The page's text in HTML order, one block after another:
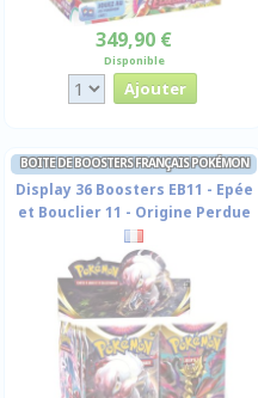
349,90 €
Disponible
BOITE DE BOOSTERS FRANÇAIS POKÉMON
Display 36 Boosters EB11 - Epée
et Bouclier 11 - Origine Perdue